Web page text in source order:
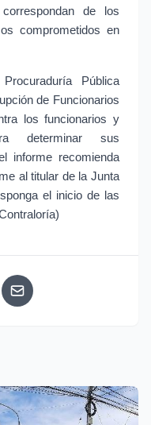
de los
comprometidos en
Pública
de Funcionarios
los funcionarios y
determinar sus
informe recomienda
al titular de la Junta
el inicio de las